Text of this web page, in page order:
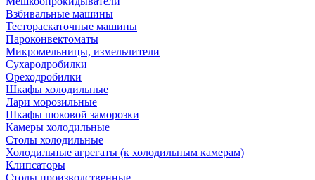
Взбивальные машины
Тестораскаточные машины
Пароконвектоматы
Микромельницы, измельчители
Сухародробилки
Ореходробилки
Шкафы холодильные
Лари морозильные
Шкафы шоковой заморозки
Камеры холодильные
Столы холодильные
Холодильные агрегаты (к холодильным камерам)
Клипсаторы
Столы производственные